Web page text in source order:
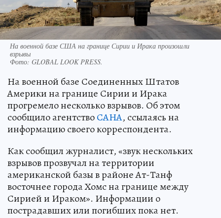
На военной базе США на границе Сирии и Ирака произошли
взрывы
Фото: GLOBAL LOOK PRESS.
На военной базе Соединенных Штатов
Америки на границе Сирии и Ирака
прогремело несколько взрывов. Об этом
сообщило агентствоСАНА, ссылаясь на
информацию своего корреспондента.
Как сообщил журналист, «звук нескольких
взрывов прозвучал на территории
американской базы в районе Ат-Танф
восточнее города Хомс на границе между
Сирией и Ираком». Информации о
пострадавших или погибших пока нет.